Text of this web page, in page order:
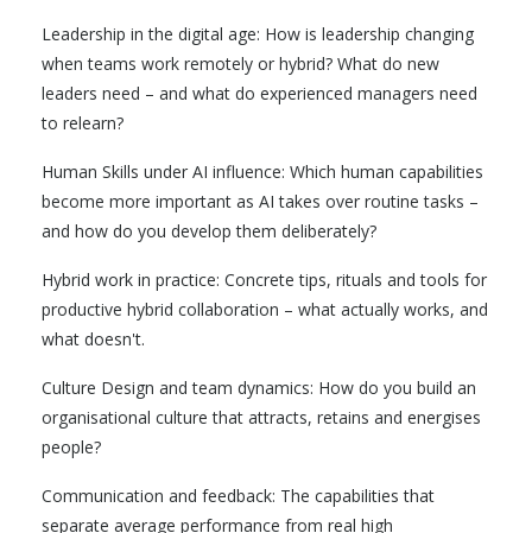
Leadership in the digital age: How is leadership changing
when teams work remotely or hybrid? What do new
leaders need – and what do experienced managers need
to relearn?
Human Skills under AI influence: Which human capabilities
become more important as AI takes over routine tasks –
and how do you develop them deliberately?
Hybrid work in practice: Concrete tips, rituals and tools for
productive hybrid collaboration – what actually works, and
what doesn't.
Culture Design and team dynamics: How do you build an
organisational culture that attracts, retains and energises
people?
Communication and feedback: The capabilities that
separate average performance from real high